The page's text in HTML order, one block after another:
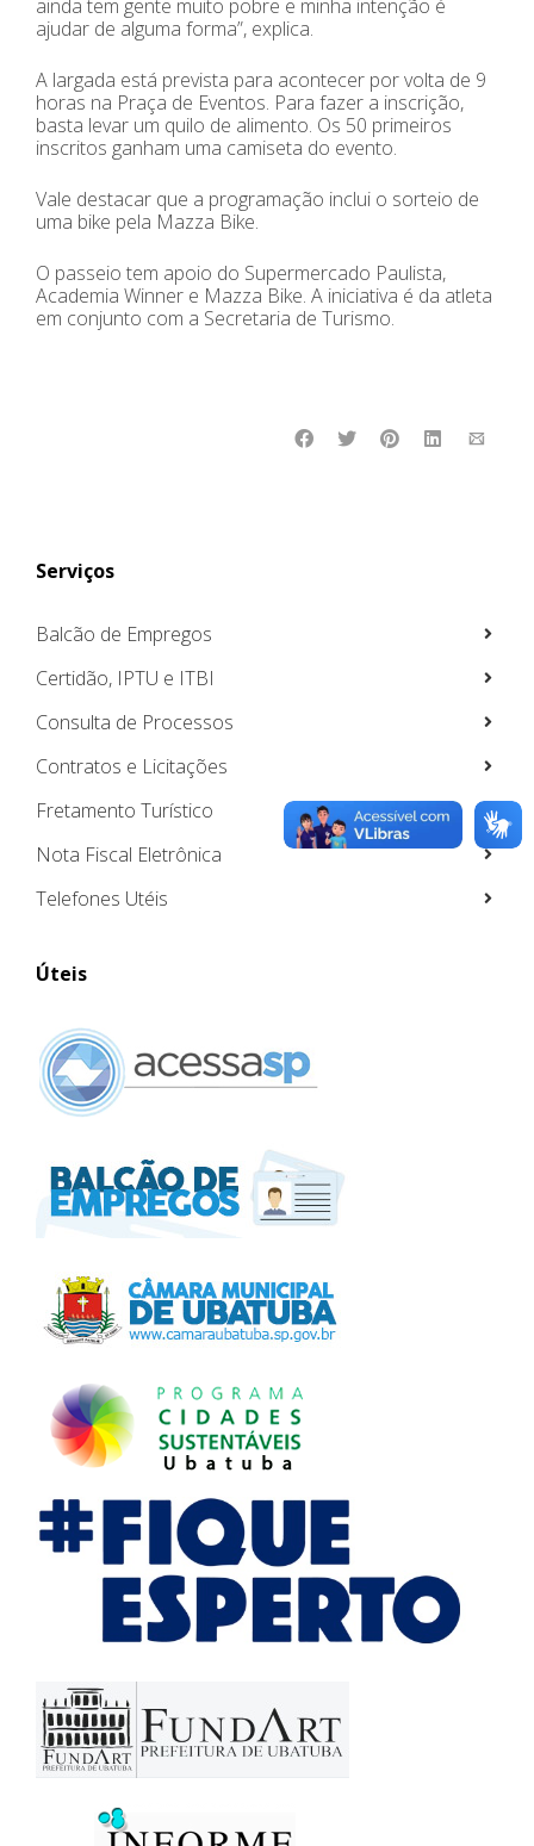
ainda tem gente muito pobre e minha intenção é
ajudar de alguma forma”, explica.
A largada está prevista para acontecer por volta de 9
horas na Praça de Eventos. Para fazer a inscrição,
basta levar um quilo de alimento. Os 50 primeiros
inscritos ganham uma camiseta do evento.
Vale destacar que a programação inclui o sorteio de
uma bike pela Mazza Bike.
O passeio tem apoio do Supermercado Paulista,
Academia Winner e Mazza Bike. A iniciativa é da atleta
em conjunto com a Secretaria de Turismo.
Serviços
Balcão de Empregos
Certidão, IPTU e ITBI
Consulta de Processos
Contratos e Licitações
Fretamento Turístico
Nota Fiscal Eletrônica
Telefones Utéis
Úteis